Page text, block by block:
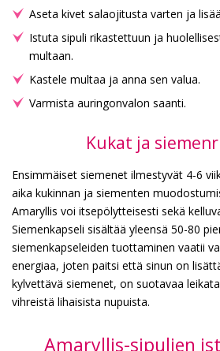
Aseta kivet salaojitusta varten ja
Istuta sipuli rikastettuun ja
multaan.
Kastele multaa ja anna sen valua.
Varmista auringonvalon saanti.
Kukat ja
Ensimmäiset siemenet ilmestyvät 4-6
aika kukinnan ja siementen
Amaryllis voi itsepölytteisesti sekä
Siemenkapseli sisältää yleensä 50-80
siemenkapseleiden tuottaminen vaatii
energiaa, joten paitsi että sinun on
kylvettävä siemenet, on suotavaa
vihreistä lihaisista nupuista.
Amaryllis-sipulien